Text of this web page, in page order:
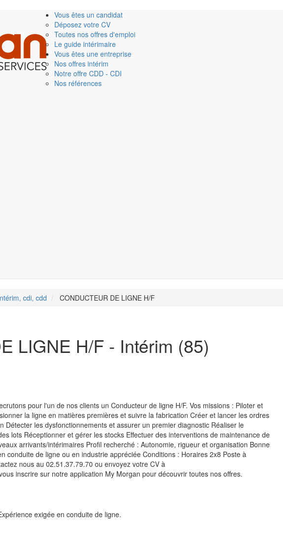
Vous êtes un candidat
Déposez votre CV
Toutes nos offres d'emploi
Le guide intérimaire
Vous êtes une entreprise
Nos offres intérim
Notre offre CDD - CDI
Nos références
cdi, cdd CONDUCTEUR DE LIGNE H/F
LIGNE H/F - Intérim (85)
pour l'un de nos clients un Conducteur de ligne H/F. Vos missions : Piloter et
la ligne en matières premières et suivre la fabrication Créer et lancer les ordres
Détecter les dysfonctionnements et assurer un premier diagnostic Réaliser le
lots Réceptionner et gérer les stocks Effectuer des interventions de maintenance de
arrivants/intérimaires Profil recherché : Autonomie, rigueur et organisation Bonne
conduite de ligne ou en industrie appréciée Conditions : Horaires 2x8 Poste à
nous au 02.51.37.79.70 ou envoyez votre CV à
inscrire sur notre application My Morgan pour découvrir toutes nos offres.
exigée en conduite de ligne.